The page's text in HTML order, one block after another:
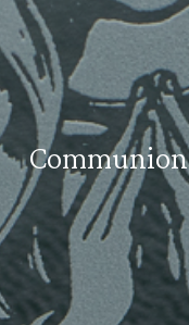
Communion